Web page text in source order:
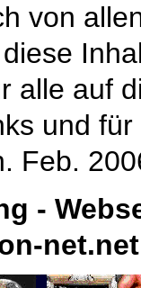
von
alle auf
und
Feb.
-
net.net